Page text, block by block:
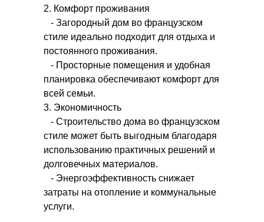
2. Комфорт проживания
- Загородный дом во французском
стиле идеально подходит для отдыха и
постоянного проживания.
- Просторные помещения и удобная
планировка обеспечивают комфорт для
всей семьи.
3. Экономичность
- Строительство дома во французском
стиле может быть выгодным благодаря
использованию практичных решений и
долговечных материалов.
- Энергоэффективность снижает
затраты на отопление и коммунальные
услуги.